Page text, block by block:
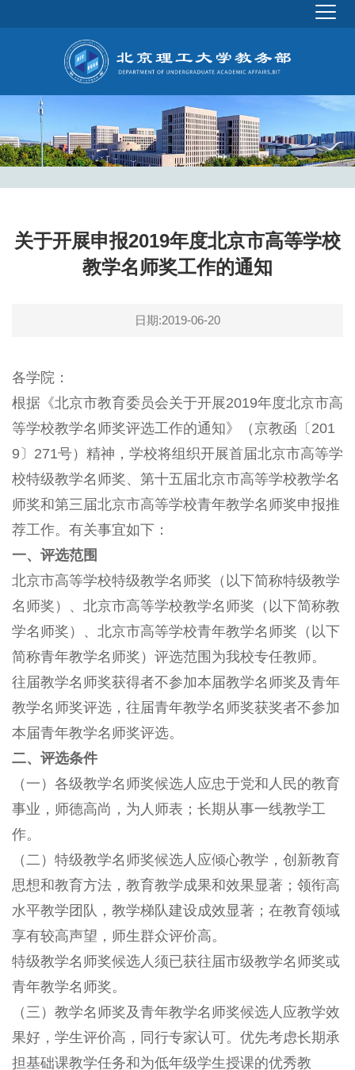
关于开展申报2019年度北京市高等学校
教学名师奖工作的通知
日期:2019-06-20
各学院：
根据《北京市教育委员会关于开展2019年度北京市高
等学校教学名师奖评选工作的通知》（京教函〔201
9〕271号）精神，学校将组织开展首届北京市高等学
校特级教学名师奖、第十五届北京市高等学校教学名
师奖和第三届北京市高等学校青年教学名师奖申报推
荐工作。有关事宜如下：
一、评选范围
北京市高等学校特级教学名师奖（以下简称特级教学
名师奖）、北京市高等学校教学名师奖（以下简称教
学名师奖）、北京市高等学校青年教学名师奖（以下
简称青年教学名师奖）评选范围为我校专任教师。
往届教学名师奖获得者不参加本届教学名师奖及青年
教学名师奖评选，往届青年教学名师奖获奖者不参加
本届青年教学名师奖评选。
二、评选条件
（一）各级教学名师奖候选人应忠于党和人民的教育
事业，师德高尚，为人师表；长期从事一线教学工
作。
（二）特级教学名师奖候选人应倾心教学，创新教育
思想和教育方法，教育教学成果和效果显著；领衔高
水平教学团队，教学梯队建设成效显著；在教育领域
享有较高声望，师生群众评价高。
特级教学名师奖候选人须已获往届市级教学名师奖或
青年教学名师奖。
（三）教学名师奖及青年教学名师奖候选人应教学效
果好，学生评价高，同行专家认可。优先考虑长期承
担基础课教学任务和为低年级学生授课的优秀教